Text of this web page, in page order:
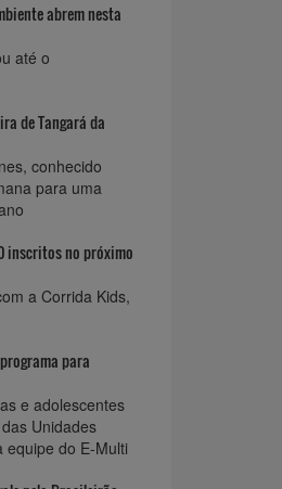
abrem nesta
até o
de Tangará da
conhecido
para uma
inscritos no próximo
a Corrida Kids,
para
e adolescentes
Unidades
equipe do E-Multi